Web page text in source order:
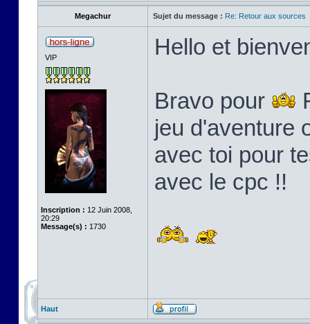
Megachur Sujet du message : Re: Retour aux sources
VIP
Inscription : 12 Juin 2008,
20:29
Message(s) : 1730
Hello et
Bravo pour
jeu d'aventure
avec toi pour
avec le cpc !!
Haut